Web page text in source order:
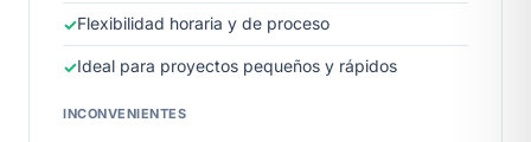
Flexibilidad horaria y de proceso
Ideal para proyectos pequeños y rápidos
INCONVENIENTES